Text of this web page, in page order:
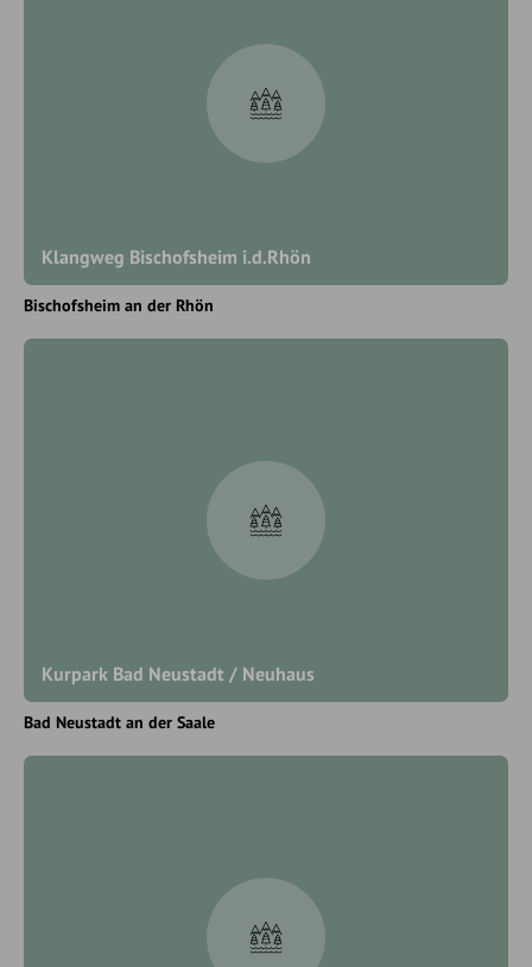
Klangweg Bischofsheim i.d.Rhön
Bischofsheim an der Rhön
Kurpark Bad Neustadt / Neuhaus
Bad Neustadt an der Saale